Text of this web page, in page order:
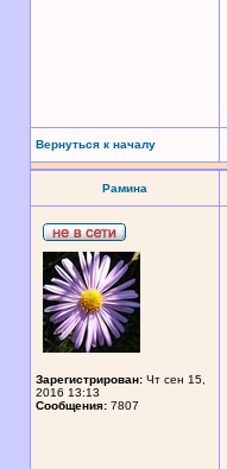
Вернуться к началу
Рамина
Зарегистрирован: Чт сен 15,
2016 13:13
Сообщения: 7807